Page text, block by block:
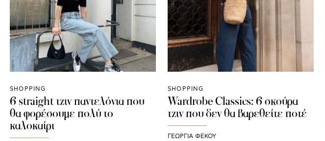
SHOPPING
6 straight τζιν παντελόνια που
θα φορέσουμε πολύ το
καλοκαίρι
SHOPPING
Wardrobe Classics: 6 σκούρα
τζιν που δεν θα βαρεθείτε ποτέ
ΓΕΩΡΓΙΑ ΦΕΚΟΥ